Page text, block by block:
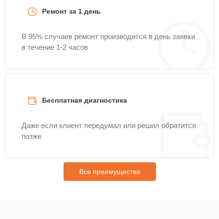
Ремонт за 1 день
В 95% случаев ремонт производится в день заявки
в течение 1-2 часов
Бесплатная диагностика
Даже если клиент передумал или решил обратится
позже
Все преимущества